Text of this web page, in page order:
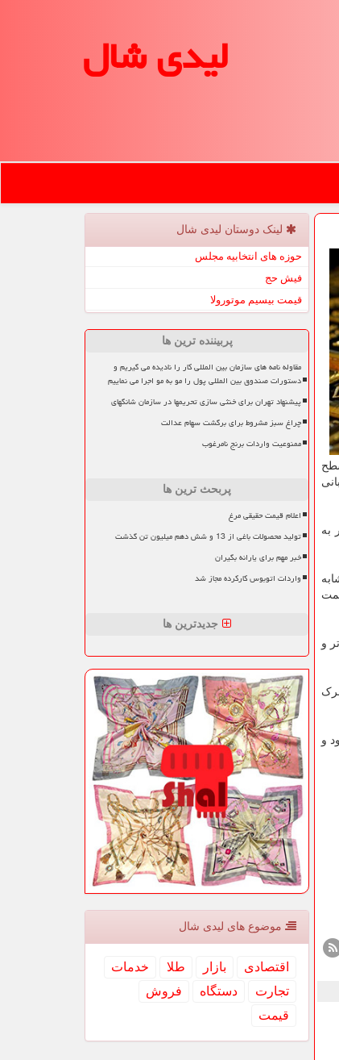
لیدی شال
شکسته شدن سطح
به
با مدت مشابه
و
بود و
لینک دوستان لیدی شال
حوزه های انتخابیه مجلس
فیش حج
قیمت بیسیم موتورولا
پربیننده ترین ها
مقاوله نامه های سازمان بین المللی کار را نادیده می گیریم و
دستورات صندوق بین المللی پول را مو به مو اجرا می نماییم
پیشنهاد تهران برای خنثی سازی تحریمها در سازمان شانگهای
چراغ سبز مشروط برای برگشت سهام عدالت
ممنوعیت واردات برنج نامرغوب
پربحث ترین ها
اعلام قیمت حقیقی مرغ
تولید محصولات باغی از 13 و شش دهم میلیون تن گذشت
خبر مهم برای یارانه بگیران
واردات اتوبوس کارکرده مجاز شد
جدیدترین ها
موضوع های لیدی شال
اقتصادی بازار طلا
خدمات
تجارت
دستگاه
فروش
قیمت